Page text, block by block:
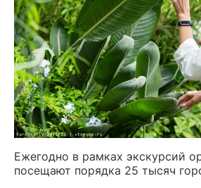
Ежегодно в рамках экскурсий
посещают порядка 25 тысяч